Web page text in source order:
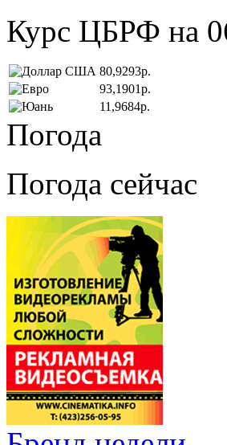
Курс ЦБРФ на
80,9293р.
93,1901р.
11,9684р.
Погода
Погода сейчас